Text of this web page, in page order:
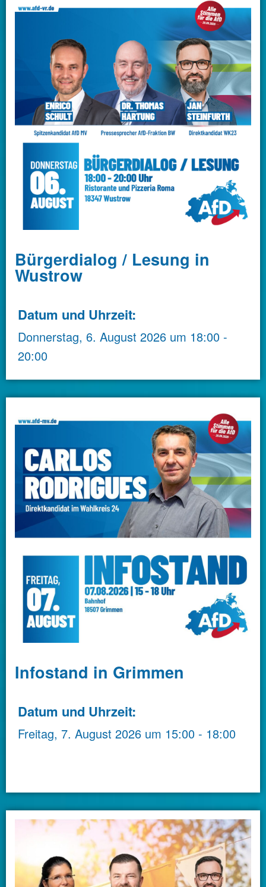
Bürgerdialog / Lesung in
Wustrow
Datum und Uhrzeit:
Donnerstag, 6. August 2026 um 18:00 -
20:00
Infostand in Grimmen
Datum und Uhrzeit:
Freitag, 7. August 2026 um 15:00 - 18:00